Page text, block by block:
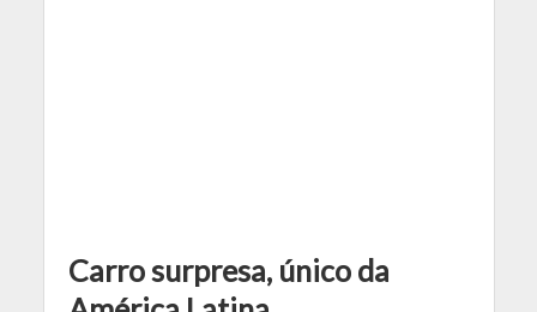
Carro surpresa, único da